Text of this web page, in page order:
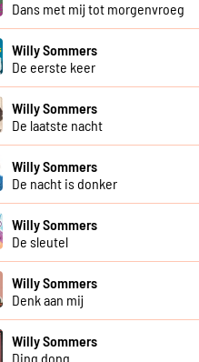
Dans met mij tot morgenvroeg
Willy Sommers
De eerste keer
Willy Sommers
De laatste nacht
Willy Sommers
De nacht is donker
Willy Sommers
De sleutel
Willy Sommers
Denk aan mij
Willy Sommers
Ding dong